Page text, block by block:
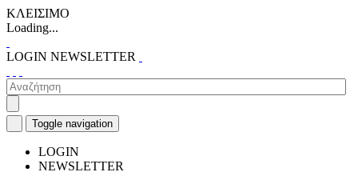
ΚΛΕΙΣΙΜΟ
Loading...
LOGIN NEWSLETTER
Toggle navigation
LOGIN
NEWSLETTER